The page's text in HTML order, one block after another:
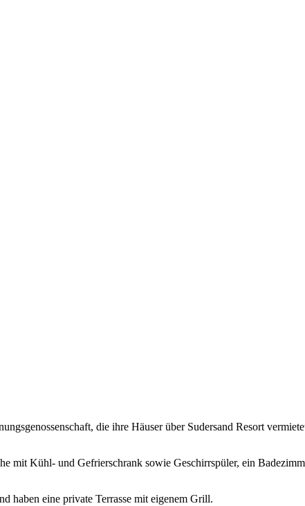
die ihre Häuser über Sudersand Resort
mit Kühl- und Gefrierschrank sowie Geschirrspüler, ein
haben eine private Terrasse mit eigenem Grill.